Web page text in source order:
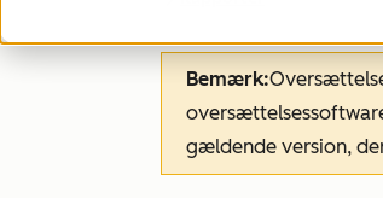
Bemærk:
gældende version,